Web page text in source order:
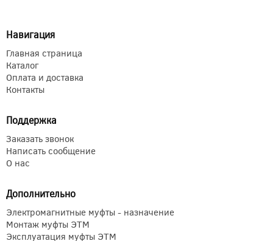
Навигация
Главная страница
Каталог
Оплата и доставка
Контакты
Поддержка
Заказать звонок
Написать сообщение
О нас
Дополнительно
Электромагнитные муфты - назначение
Монтаж муфты ЭТМ
Эксплуатация муфты ЭТМ